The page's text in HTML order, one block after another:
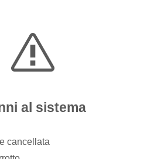
al sistema
cancellata